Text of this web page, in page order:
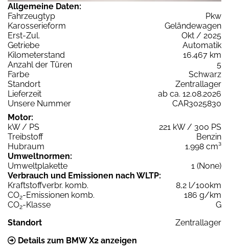
Allgemeine Daten:
Fahrzeugtyp
Pkw
Karosserieform
Geländewagen
Erst-Zul.
Okt / 2025
Getriebe
Automatik
Kilometerstand
16.467 km
Anzahl der Türen
5
Farbe
Schwarz
Standort
Zentrallager
Lieferzeit
ab ca. 12.08.2026
Unsere Nummer
CAR3025830
Motor:
kW / PS
221 kW / 300 PS
Treibstoff
Benzin
Hubraum
1.998 cm³
Umweltnormen:
Umweltplakette
1 (None)
Verbrauch und Emissionen nach WLTP:
Kraftstoffverbr. komb.
8,2 l/100km
CO2-Emissionen komb.
186 g/km
CO2-Klasse
G
Standort
Zentrallager
Details zum BMW X2 anzeigen